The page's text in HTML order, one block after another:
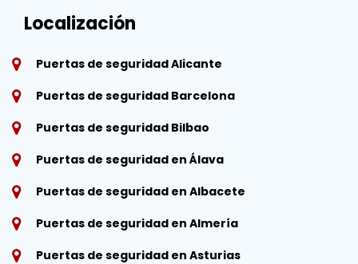
Localización
Puertas de seguridad Alicante
Puertas de seguridad Barcelona
Puertas de seguridad Bilbao
Puertas de seguridad en Álava
Puertas de seguridad en Albacete
Puertas de seguridad en Almería
Puertas de seguridad en Asturias